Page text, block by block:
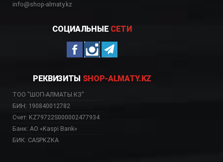
info@shop-almaty.kz
СОЦИАЛЬНЫЕ СЕТИ
РЕКВИЗИТЫ SHOP-ALMATY.KZ
ТОО "ШОП-АЛМАТЫ.КЗ"
БИН: 190840012782
Счет: KZ79722S000002477934
Банк: АО «Kaspi Bank»
БИК: CASPKZKA